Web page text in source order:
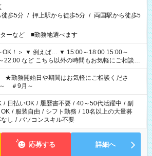
徒歩5分 / 押上駅から徒歩5分 / 両国駅から徒歩5
ーなど ■勤務地選べます
～18:00 15:00～
外の時間もお気軽にご相談く
★勤務開始日や期間はお気軽にご相談くださ
＃9月～
/ 日払いOK / 履歴書不要 / 40～50代活躍中 / 副
/ 服装自由 / シフト勤務 / 10名以上の大量募
し / パソコンスキル不要
応募する 詳細へ